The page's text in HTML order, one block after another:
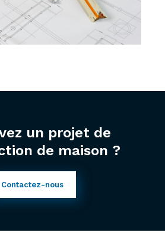
un projet de
de maison ?
Contactez-nous